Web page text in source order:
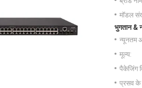
मॉडल
भुगतान &
न्यूनतम
मूल्य:
पैकेजिंग
प्रसव के